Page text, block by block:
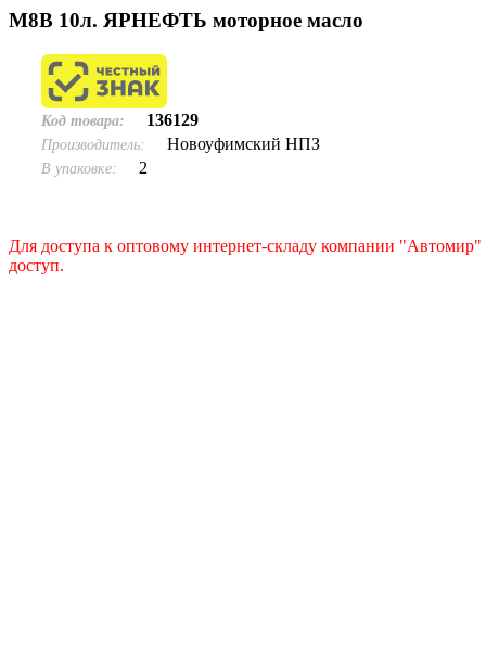
М8В 10л. ЯРНЕФТЬ моторное масло
Код товара: 136129
Производитель: Новоуфимский НПЗ
В упаковке: 2
Для доступа к оптовому интернет-складу компании "Автомир"
доступ.